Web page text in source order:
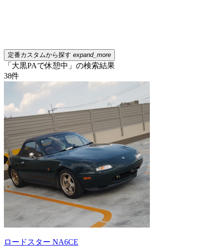
定番カスタムから探す expand_more
「大黒PAで休憩中」の検索結果
38件
ロードスター NA6CE